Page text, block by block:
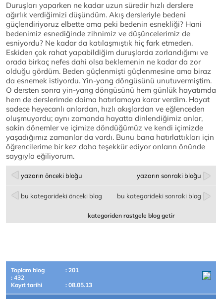
Duruşları yaparken ne kadar uzun süredir hızlı derslere
ağırlık verdiğimizi düşündüm. Akış dersleriyle bedeni
güçlendiriyoruz elbette ama peki bedenin esnekliği? Hani
bedenimiz esnediğinde zihnimiz ve düşüncelerimiz de
esniyordu? Ne kadar da katılaşmıştık hiç fark etmeden.
Eskiden çok rahat yapabildiğim duruşlarda zorlandığımı ve
orada birkaç nefes dahi olsa beklemenin ne kadar da zor
olduğu gördüm. Beden güçlenmişti güçlenmesine ama biraz
da esnemek istiyordu. Yin-yang döngüsünü unutuvermiştim.
O dersten sonra yin-yang döngüsünü hem günlük hayatımda
hem de derslerimde daima hatırlamaya karar verdim. Hayat
sadece heyecanlı anlardan, hızlı akışlardan ve eğlenceden
oluşmuyordu; aynı zamanda hayatta dinlendiğimiz anlar,
sakin dönemler ve içimize döndüğümüz ve kendi içimizde
yaşadığımız zamanlar da vardı. Bunu bana hatırlattıkları için
öğrencilerime bir kez daha teşekkür ediyor onların önünde
saygıyla eğiliyorum.
yazarın önceki bloğu yazarın sonraki bloğu
bu kategorideki önceki blog bu kategorideki sonraki blog
kategoriden rastgele blog getir
Toplam blog
: 201
: 432
Kayıt tarihi
: 08.05.13